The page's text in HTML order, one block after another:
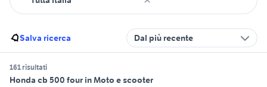
Salva ricerca Dal più recente
161 risultati
Honda cb 500 four in Moto e scooter